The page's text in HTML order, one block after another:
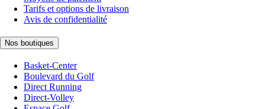
Tarifs et options de livraison
Avis de confidentialité
Nos boutiques
Basket-Center
Boulevard du Golf
Direct Running
Direct-Volley